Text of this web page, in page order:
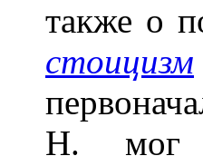
также о
стоицизм
Н. мог